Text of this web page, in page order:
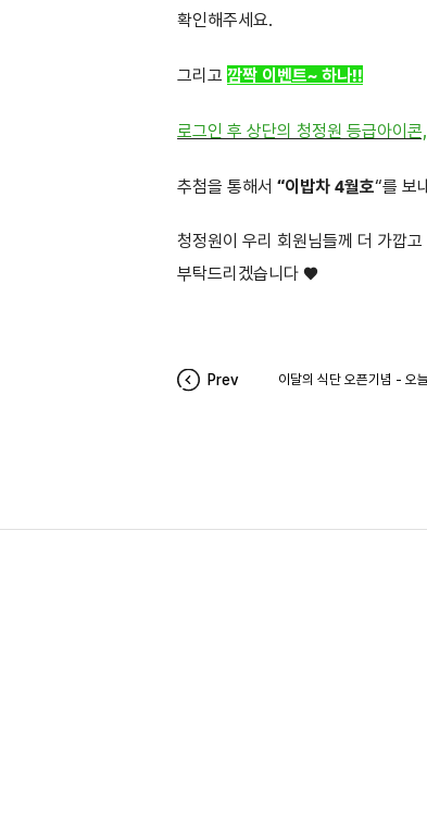
확인해주세요.
그리고깜짝 이벤트~ 하나!!
로그인 후 상단의 청정원 등급아이
추첨을 통해서“이밥차 4월호“를 보
청정원이 우리 회원님들께 더 가깝
부탁드리겠습니다 ♥
Prev 이달의 식단 오픈기념 - 오